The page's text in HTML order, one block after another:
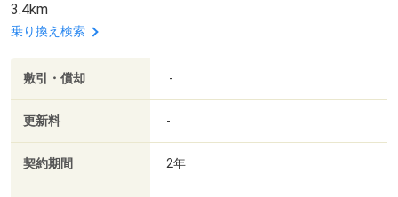
3.4km
乗り換え検索
敷引・償却 -
更新料 -
契約期間 2年